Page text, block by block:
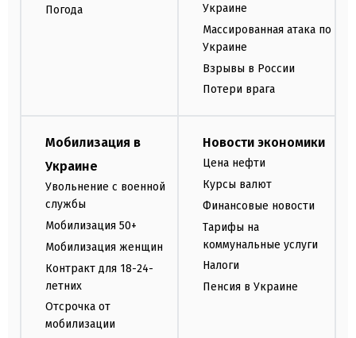
Погода
Украине
Массированная атака по
Украине
Взрывы в России
Потери врага
Мобилизация в
Украине
Увольнение с военной
службы
Мобилизация 50+
Мобилизация женщин
Контракт для 18-24-
летних
Отсрочка от
мобилизации
Новости экономики
Цена нефти
Курсы валют
Финансовые новости
Тарифы на
коммунальные услуги
Налоги
Пенсия в Украине